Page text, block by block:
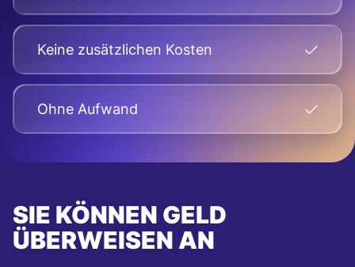
Keine zusätzlichen Kosten
Оhne Aufwand
SIE KÖNNEN GELD
ÜBERWEISEN AN